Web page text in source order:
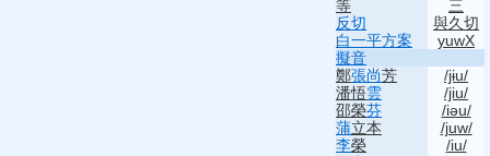
等
三
反切
與久切
白一平方案
yuwX
擬音
鄭張尚芳
/jɨu/
潘悟雲
/jiu/
邵榮芬
/iəu/
蒲立本
/juw/
李榮
/iu/